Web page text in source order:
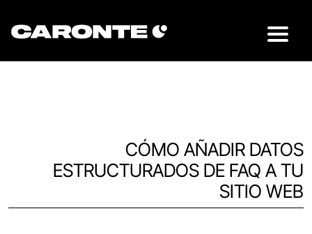
CÓMO AÑADIR DATOS
ESTRUCTURADOS DE FAQ A TU
SITIO WEB